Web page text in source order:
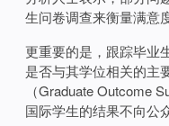
生问卷调查来衡量满意度
更重要的是，跟踪毕业
是否与其学位相关的主
（Graduate Outcome
国际学生的结果不向公